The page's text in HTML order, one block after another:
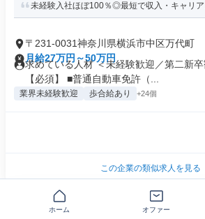
未経験入社ほぼ100％◎最短で収入・キャリア
〒231-0031神奈川県横浜市中区万代町
月給27万円～50万円
求めている人材 ＜未経験歓迎／第二新
【必須】 ■普通自動車免許（...
業界未経験歓迎 歩合給あり +24個
この企業の類似求人を見る
バイクの出張買取査定スタッフ
ホーム オファー